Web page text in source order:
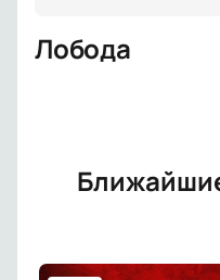
Лобода